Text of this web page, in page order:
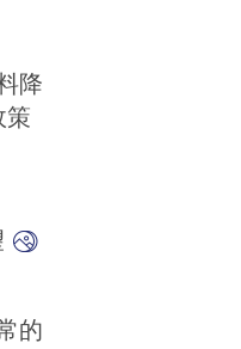
降
策
的